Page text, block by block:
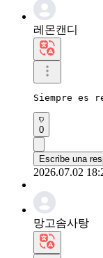
레몬캔디
Siempre es
0
Escribe una
2026.07.02
망고솜사탕